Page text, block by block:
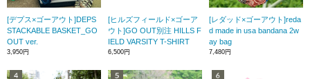
[デプス×ゴーアウト]DEPS
STACKABLE BASKET_GO
OUT ver.
3,950円
[ヒルズフィールド×ゴーア
ウト]GO OUT別注 HILLS F
IELD VARSITY T-SHIRT
6,500円
[レダッド×ゴーアウト]reda
d made in usa bandana 2w
ay bag
7,480円